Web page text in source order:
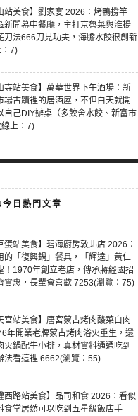
站美食】劉家宴 2026：烤鴨撐竿
新開幕中餐廳，主打京魯菜與淮揚
刀法666刀見功夫，海膽水餃很創新
7)
寺站美食】萬華世界下午酒場：新
場古蹟裡的居酒屋，不但白天就開
自己DIY辦桌（多餃舍水餃、新富市
上：7)
日熱門文章
蛋站美食】碧海廚房敦北店 2026：
的「復興鍋」餐具，「輝達」黃仁
！1970年創立老店，傳承蔣經國招
實惠，長輩會喜歡 7253(瀏覽：75)
宮站美食】唐宮蒙古烤肉酸菜白肉
年開業老牌蒙古烤肉浴火重生，還
火鍋配牛小排，真材實料通通吃到
法看這裡 6662(瀏覽：55)
西路站美食】品司和食 2026：看似
食堂居然可以吃到五星級飯店手